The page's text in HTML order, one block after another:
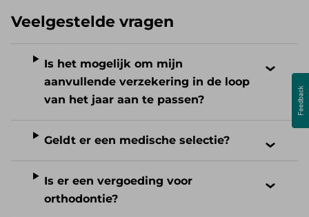
Veelgestelde vragen
Is het mogelijk om mijn
aanvullende verzekering in de loop
van het jaar aan te passen?
Geldt er een medische selectie?
Is er een vergoeding voor
orthodontie?